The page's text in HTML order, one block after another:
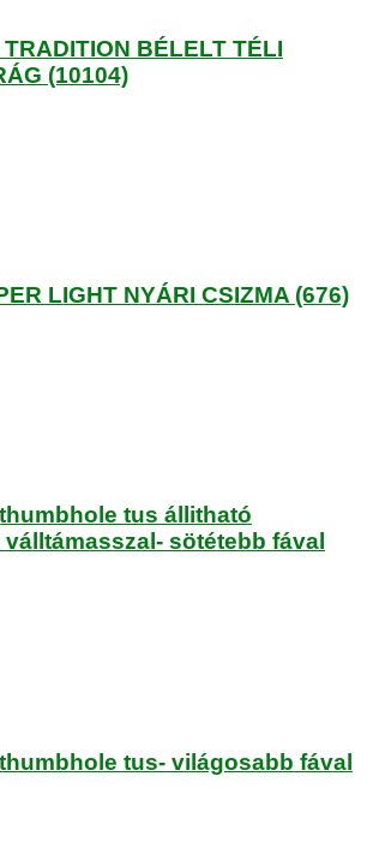
BÉLELT TÉLI
(10104)
LIGHT NYÁRI CSIZMA (676)
tus állitható
sötétebb fával
tus- világosabb fával